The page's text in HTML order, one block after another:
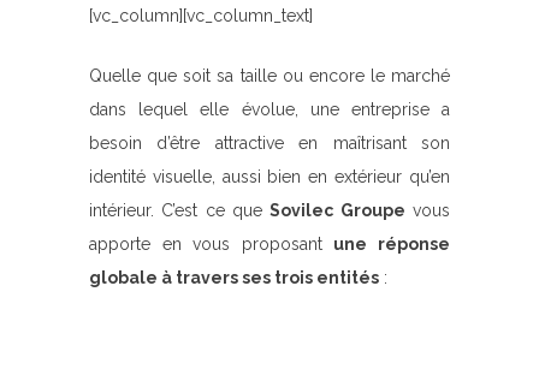
[vc_column][vc_column_text]
Quelle que soit sa taille ou encore le marché
dans lequel elle évolue, une entreprise a
besoin d’être attractive en maîtrisant son
identité visuelle, aussi bien en extérieur qu’en
intérieur. C’est ce queSovilec Groupe vous
apporte en vous proposant une réponse
globale à travers ses trois entités :